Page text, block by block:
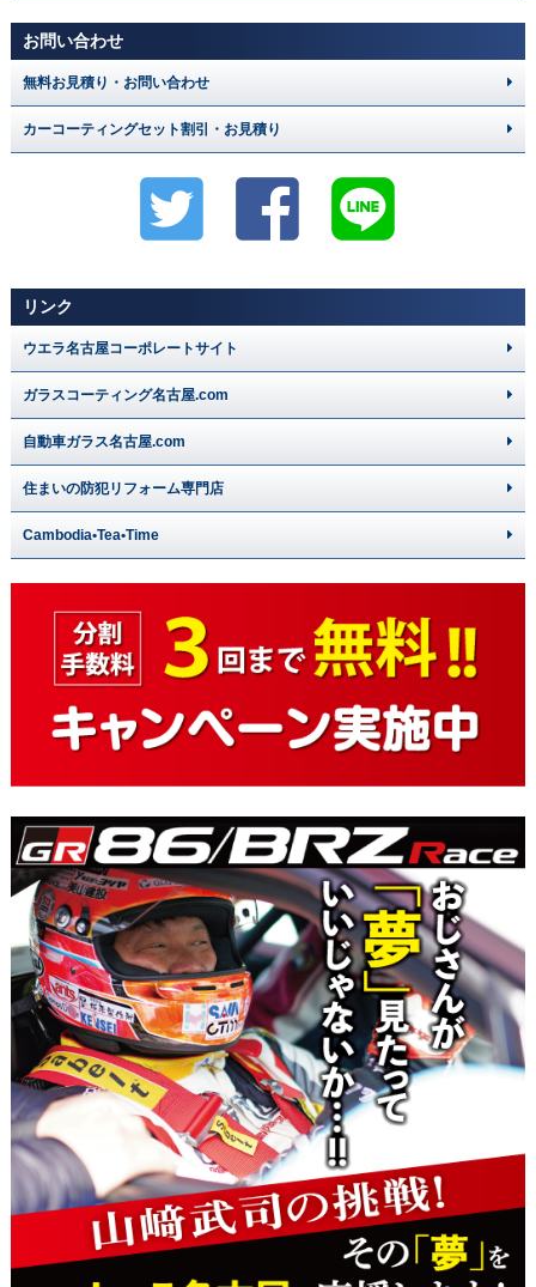
お問い合わせ
無料お見積り・お問い合わせ
カーコーティングセット割引・お見積り
リンク
ウエラ名古屋コーポレートサイト
ガラスコーティング名古屋.com
自動車ガラス名古屋.com
住まいの防犯リフォーム専門店
Cambodia•Tea•Time